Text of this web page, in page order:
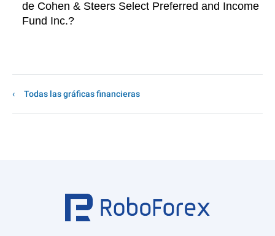
de Cohen & Steers Select Preferred and Income
Fund Inc.?
Todas las gráficas financieras